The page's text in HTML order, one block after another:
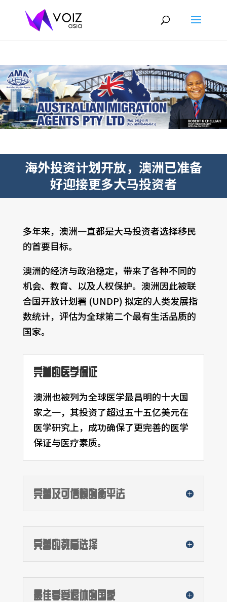
海外投资计划开放，澳洲已准备
好迎接更多大马投资者
多年来，澳洲一直都是大马投资者选择移民
的首要目标。
澳洲的经济与政治稳定，带来了各种不同的
机会、教育、以及人权保护。澳洲因此被联
合国开放计划署 (UNDP) 拟定的人类发展指
数统计，评估为全球第二个最有生活品质的
国家。
完善的医学保证
澳洲也被列为全球医学最昌明的十大国
家之一，其投资了超过五十五亿美元在
医学研究上，成功确保了更完善的医学
保证与医疗素质。
完善及可信赖的衡平法
完善的教育选择
最佳享受退休的国家